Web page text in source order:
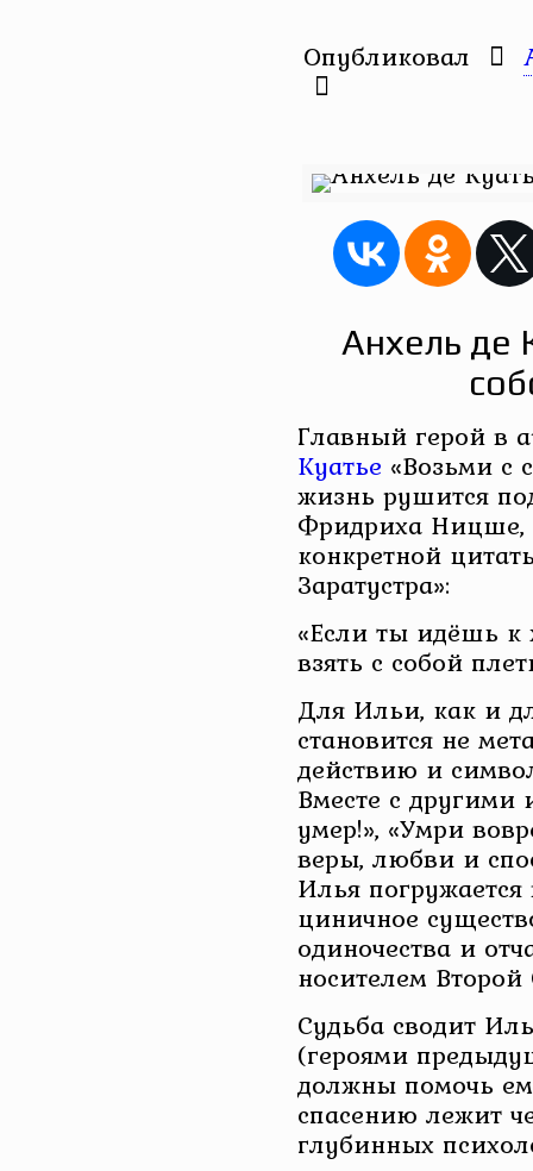
Опубликовал
Анхель де
Главный герой в
Куатье «Возьми с
жизнь рушится
Фридриха Ницше,
конкретной
Заратустра»:
«Если ты идёшь к
взять с собой
Для Ильи, как и
становится не
действию и
Вместе с
умер!», «Умри
веры, любви и
Илья погружается
циничное
одиночества и
носителем
Судьба сводит
(героями
должны помочь
спасению лежит
глубинных